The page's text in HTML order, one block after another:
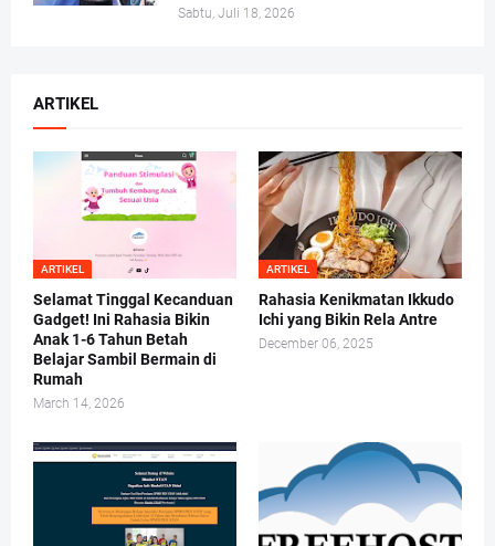
Sabtu, Juli 18, 2026
ARTIKEL
ARTIKEL
Selamat Tinggal Kecanduan
Gadget! Ini Rahasia Bikin
Anak 1-6 Tahun Betah
Belajar Sambil Bermain di
Rumah
March 14, 2026
ARTIKEL
Rahasia Kenikmatan Ikkudo
Ichi yang Bikin Rela Antre
December 06, 2025